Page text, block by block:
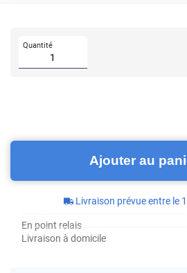
Quantité
Ajouter au
Livraison prévue entre le
En point relais
Livraison à domicile